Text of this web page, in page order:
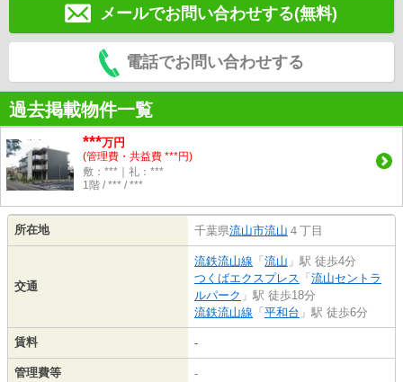
メールでお問い合わせする(無料)
電話でお問い合わせする
過去掲載物件一覧
***万円
(管理費・共益費 ***円)
敷：***｜礼：***
1階 / *** / ***
所在地 千葉県流山市流山 ４丁目
交通
流鉄流山線 「 流山 」駅 徒歩4分
つくばエクスプレス 「 流山セントラ
ルパーク 」駅 徒歩18分
流鉄流山線 「 平和台 」駅 徒歩6分
賃料 -
管理費等 -